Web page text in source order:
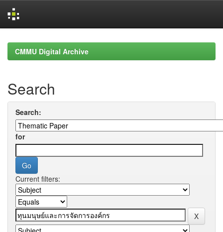
navigationCMMU Digital Archive
Search
Search:
for
Current filters: